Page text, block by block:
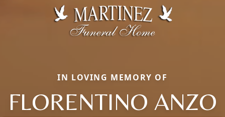
IN LOVING MEMORY OF
FLORENTINO ANZO